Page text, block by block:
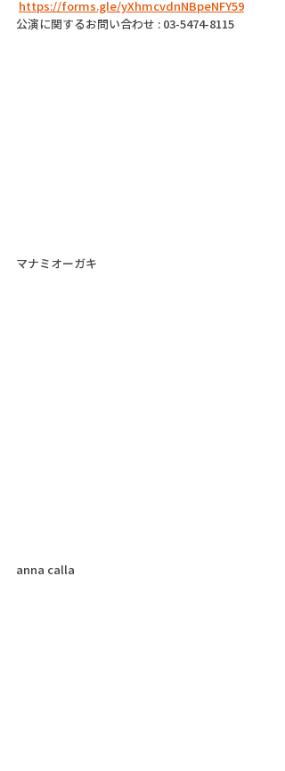
https://forms.gle/yXhmcvdnNBpeNFY59
公演に関するお問い合わせ : 03-5474-8115
マナミオーガキ
anna calla